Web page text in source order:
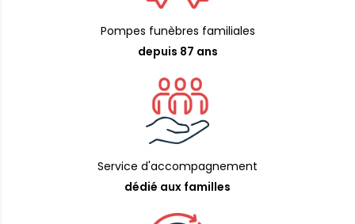
Pompes funèbres familiales
depuis 87 ans
Service d'accompagnement
dédié aux familles